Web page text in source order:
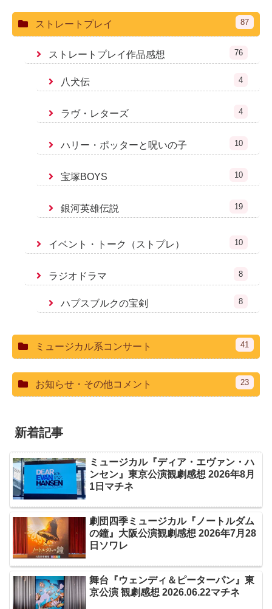
ストレートプレイ 87
ストレートプレイ作品感想 76
八犬伝 4
ラヴ・レターズ 4
ハリー・ポッターと呪いの子 10
宝塚BOYS 10
銀河英雄伝説 19
イベント・トーク（ストプレ） 10
ラジオドラマ 8
ハプスブルクの宝剣 8
ミュージカル系コンサート 41
お知らせ・その他コメント 23
新着記事
ミュージカル『ディア・エヴァン・ハ
ンセン』東京公演観劇感想 2026年8月
1日マチネ
劇団四季ミュージカル『ノートルダム
の鐘』大阪公演観劇感想 2026年7月28
日ソワレ
舞台『ウェンディ＆ピーターパン』東
京公演 観劇感想 2026.06.22マチネ